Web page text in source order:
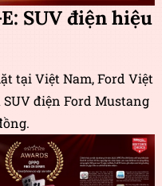
SUV điện hiệu
tại Việt Nam, Ford Việt
điện Ford Mustang